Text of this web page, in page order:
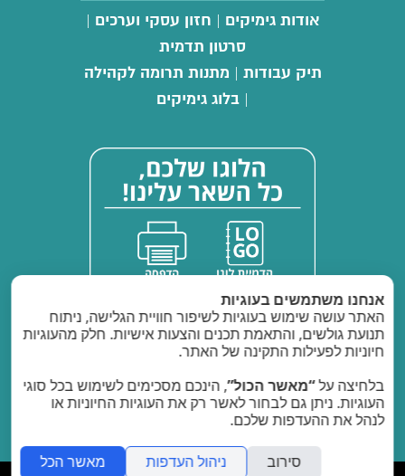
אודות גימיקים | חזון עסקי וערכים |
סרטון תדמית
תיק עבודות | מתנות תרומה לקהילה
| בלוג גימיקים
ספק משטרת ישראל: 40011903
אנחנו משתמשים בעוגיות
האתר עושה שימוש בעוגיות לשיפור חוויית הגלישה, ניתוח
תנועת גולשים, והתאמת תכנים והצעות אישיות. חלק מהעוגיות
חיוניות לפעילות התקינה של האתר.
בלחיצה על“מאשר הכול”, הינכם מסכימים לשימוש בכל סוגי
העוגיות. ניתן גם לבחור לאשר רק את העוגיות החיוניות או
לנהל את ההעדפות שלכם.
סירוב ניהול העדפות מאשר הכל